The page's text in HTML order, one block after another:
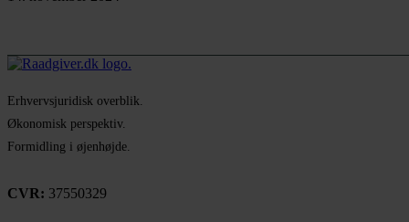
Erhvervsjuridisk overblik.
Økonomisk perspektiv.
Formidling i øjenhøjde.
CVR: 37550329